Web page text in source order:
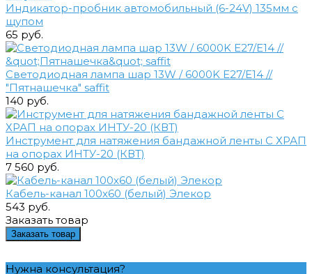
Индикатор-пробник автомобильный (6-24V) 135мм с
щупом
65 руб.
Светодиодная лампа шар 13W / 6000K E27/Е14 //
"Пятнашечка" saffit
140 руб.
Инструмент для натяжения бандажной ленты С ХРАП
на опорах ИНТУ-20 (КВТ)
7 560 руб.
Кабель-канал 100х60 (белый) Элекор
543 руб.
Заказать товар
Заказать товар
Нужна консультация?